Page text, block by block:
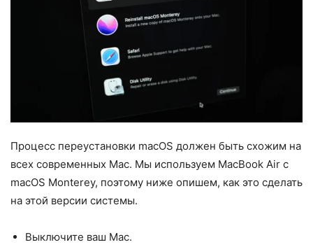
Процесс переустановки macOS должен быть схожим на
всех современных Mac. Мы используем MacBook Air с
macOS Monterey, поэтому ниже опишем, как это сделать
на этой версии системы.
Выключите ваш Mac.